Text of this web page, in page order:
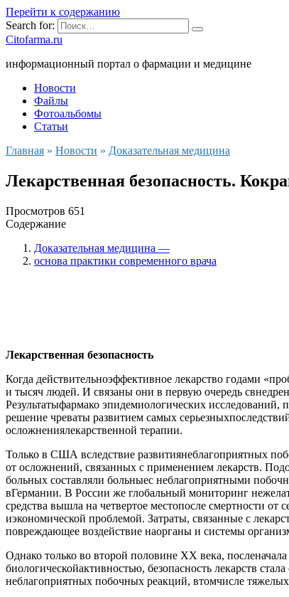
Перейти к содержанию
Search for:
Citofarma.ru
информационный портал о фармации и медицине
Новости
Файлы
Фотоальбомы
Статьи
Главная » Новости » Доказательная медицина
Лекарственная безопасность.
Просмотров 651
Содержание
Доказательная медицина —
основа практики современного врача
Лекарственная безопасность
Когда действительноэффективное лекарство годами
и тысяч людей. И связаны они в первую очередь
Результатыфармако эпидемиологических
решение чреваты развитием самых
осложнениялекарственной терапии.
Только в США вследствие развитиянеблагоприятных
от осложнений, связанных с применением лекарств.
больных составляли больныес неблагоприятными
вГермании. В России же глобальный мониторинг
средства вышла на четвертое местопосле смертности
иэкономической проблемой. Затраты, связанные с
повреждающее воздействие наорганы и системы
Однако только во второй половине XX века,
биологическойактивностью, безопасность лекарств
неблагоприятных побочных реакций, втомчисле